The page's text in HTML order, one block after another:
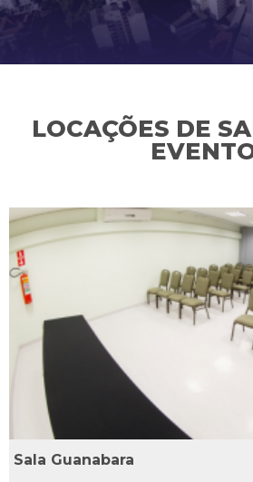
LOCAÇÕES DE
L4
L5
Sala Guanabara